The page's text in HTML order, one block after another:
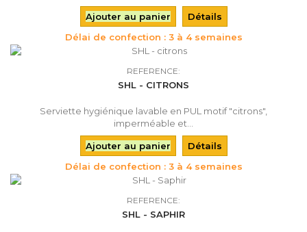
Ajouter au panier
Détails
Délai de confection : 3 à 4 semaines
REFERENCE:
SHL - CITRONS
Serviette hygiénique lavable en PUL motif "citrons",
imperméable et...
Ajouter au panier
Détails
Délai de confection : 3 à 4 semaines
REFERENCE:
SHL - SAPHIR